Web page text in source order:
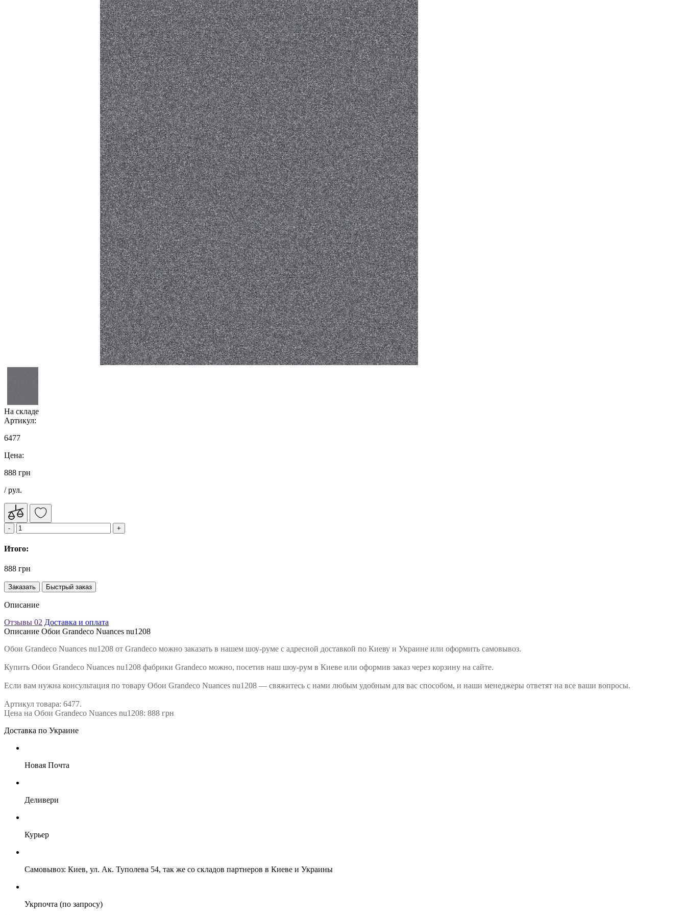
На складе
Артикул:
6477
Цена:
888 грн
/ рул.
Итого:
888 грн
Заказать Быстрый заказ
Описание
Отзывы 02 Доставка и оплата
Описание Обои Grandeco Nuances nu1208
Обои Grandeco Nuances nu1208 от Grandeco можно заказать в нашем шоу-руме с адресной доставкой по Киеву и Украине или оформить самовывоз.
Купить Обои Grandeco Nuances nu1208 фабрики Grandeco можно, посетив наш шоу-рум в Киеве или оформив заказ через корзину на сайте.
Если вам нужна консультация по товару Обои Grandeco Nuances nu1208 — свяжитесь с нами любым удобным для вас способом, и наши менеджеры ответят на все ваши вопросы.
Артикул товара: 6477.
Цена на Обои Grandeco Nuances nu1208: 888 грн
Доставка по Украине
Новая Почта
Деливери
Курьер
Самовывоз: Киев, ул. Ак. Туполева 54, так же со складов партнеров в Киеве и Украины
Укрпочта (по запросу)